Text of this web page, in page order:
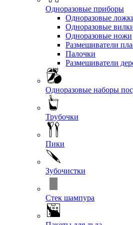
Одноразовые приборы
Одноразовые
Одноразовые
Одноразовые ножи
Размешиватели
Палочки
Размешиватели
Одноразовые наборы
Трубочки
Пики
Зубочистки
Стек шампура